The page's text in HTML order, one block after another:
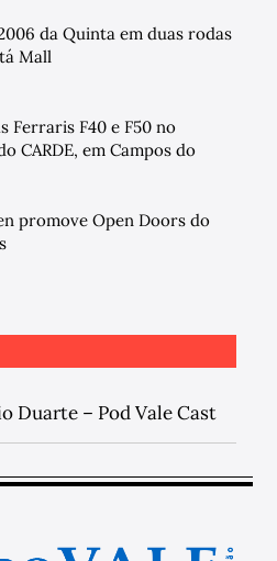
da Quinta em duas rodas
Mall
Ferraris F40 e F50 no
CARDE, em Campos do
promove Open Doors do
Duarte – Pod Vale Cast